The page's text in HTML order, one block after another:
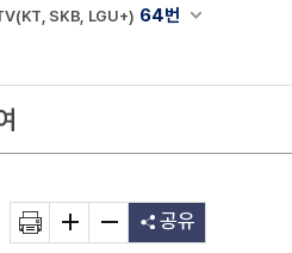
채널안내 펼쳐
SKB, LGU+) 64번
SKB, LGU+)
공유